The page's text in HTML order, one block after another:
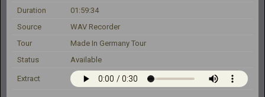
Duration
01:59:34
Source
WAV Recorder
Tour
Made In Germany Tour
Status
Available
Extract